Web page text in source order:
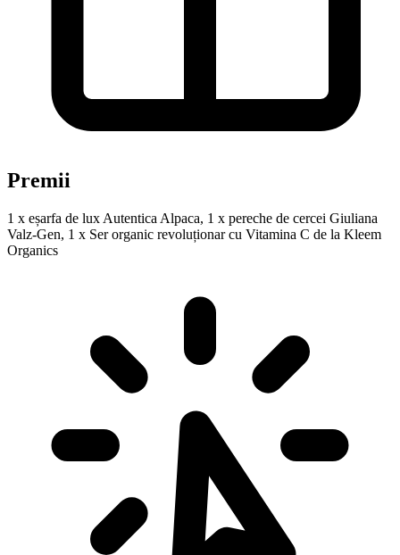
Premii
1 x eșarfa de lux Autentica Alpaca, 1 x pereche de cercei Giuliana
Valz-Gen, 1 x Ser organic revoluționar cu Vitamina C de la Kleem
Organics